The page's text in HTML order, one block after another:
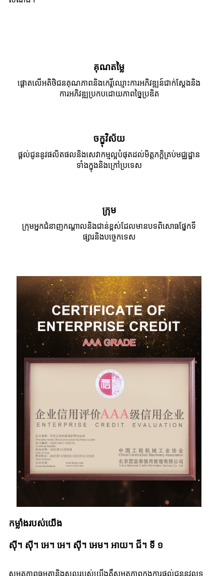
គុណតម្លៃ
ផ្តោតលើអតិថិជនគុណភាពនិងកេរ្តិ៍ឈ្មោះការអភិវឌ្ឍន៍ជាក់ស្តែងនិង
ការអភិវឌ្ឍប្រកបដោយភាពច្នៃប្រឌិត
ចក្ខុវិស័យ
ផ្តល់ជូននូវផលិតផលនិងសេវាកម្មល្អបំផុតដល់មិត្តភក្តិគ្រប់មជ្ឈដ្ឋាន
ទាំងក្នុងនិងក្រៅប្រទេស
ក្រុម
ក្រុមអ្នកជំនាញកណ្តាលនិងជាន់ខ្ពស់ដែលមានបទពិសោធផ្នែកទី
ផ្សារនិងបច្ចេកទេស
កម្លាំងរបស់យើង
ស៊ី។ ស៊ី។ អេ។ អេ។ ស៊ី។ អេម។ អាយ។ ជី។ ទី ១
សមត្ថភាពធម្មតានិងស្នូលរបស់យើងគឺសមត្ថភាពក្នុងការផ្តល់ជូននូវលទ្ធ